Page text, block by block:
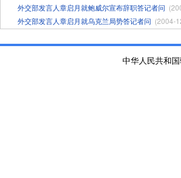
外交部发言人章启月就鲍威尔宣布辞职答记者问
外交部发言人章启月就乌克兰局势答记者问 (2004-
中华人民共和